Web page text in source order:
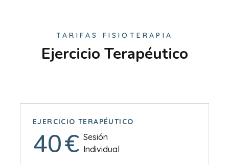
TARIFAS FISIOTERAPIA
Ejercicio Terapéutico
EJERCICIO TERAPÉUTICO
40€ Sesión
Individual